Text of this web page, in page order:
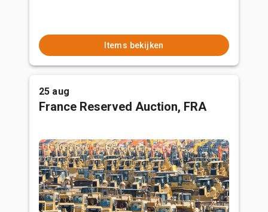
Items bekijken
25 aug
France Reserved Auction, FRA